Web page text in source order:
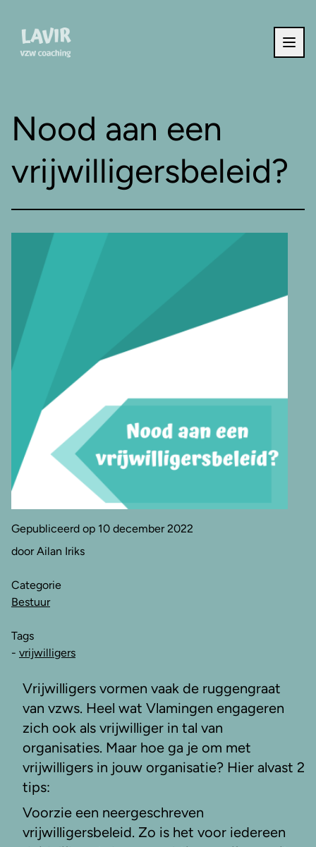
Ga naar de inhoud
Nood aan een
vrijwilligersbeleid?
Gepubliceerd op 10 december 2022
door Ailan Iriks
Categorie
Bestuur
Tags
- vrijwilligers
Vrijwilligers vormen vaak de ruggengraat
van vzws. Heel wat Vlamingen engageren
zich ook als vrijwilliger in tal van
organisaties. Maar hoe ga je om met
vrijwilligers in jouw organisatie? Hier alvast 2
tips:
Voorzie een neergeschreven
vrijwilligersbeleid. Zo is het voor iedereen